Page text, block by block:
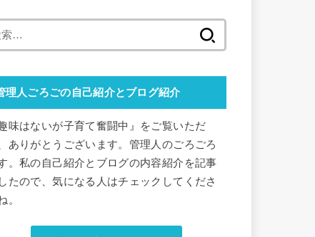
索
理人ごろごの自己紹介とブログ紹介
趣味はないが子育て奮闘中』をご覧いただ
ありがとうございます。管理人のごろごろ
。私の自己紹介とブログの内容紹介を記事
たので、気になる人はチェックしてくださ
。